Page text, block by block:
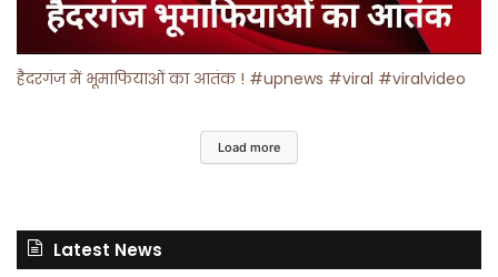
हैदरगंज में भूमाफियाओं का आतंक ! #upnews #viral #viralvideo
Load more
Latest News